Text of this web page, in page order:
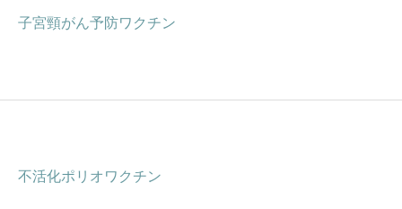
子宮頸がん予防ワクチン
不活化ポリオワクチン